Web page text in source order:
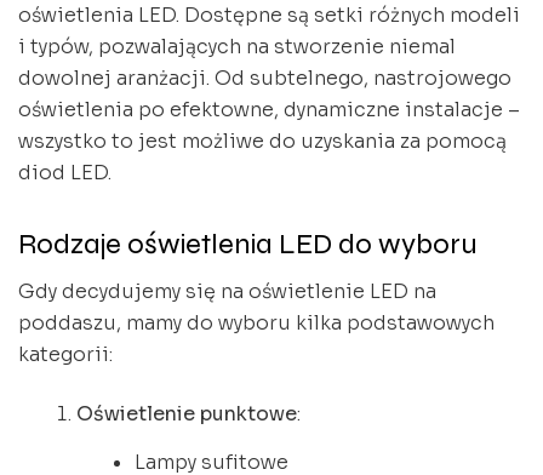
oświetlenia LED. Dostępne są setki różnych modeli
i typów, pozwalających na stworzenie niemal
dowolnej aranżacji. Od subtelnego, nastrojowego
oświetlenia po efektowne, dynamiczne instalacje –
wszystko to jest możliwe do uzyskania za pomocą
diod LED.
Rodzaje oświetlenia LED do wyboru
Gdy decydujemy się na oświetlenie LED na
poddaszu, mamy do wyboru kilka podstawowych
kategorii:
Oświetlenie punktowe:
Lampy sufitowe